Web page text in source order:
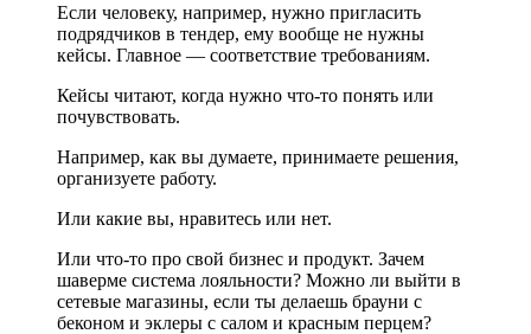
Если человеку, например, нужно пригласить
подрядчиков в тендер, ему вообще не нужны
кейсы. Главное — соответствие требованиям.
Кейсы читают, когда нужно что-то понять или
почувствовать.
Например, как вы думаете, принимаете решения,
организуете работу.
Или какие вы, нравитесь или нет.
Или что-то про свой бизнес и продукт. Зачем
шаверме система лояльности? Можно ли выйти в
сетевые магазины, если ты делаешь брауни с
беконом и эклеры с салом и красным перцем?